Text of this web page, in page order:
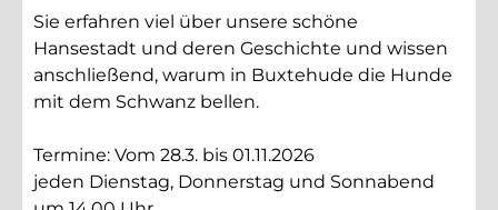
Sie erfahren viel über unsere schöne
Hansestadt und deren Geschichte und wissen
anschließend, warum in Buxtehude die Hunde
mit dem Schwanz bellen.
Termine: Vom 28.3. bis 01.11.2026
jeden Dienstag, Donnerstag und Sonnabend